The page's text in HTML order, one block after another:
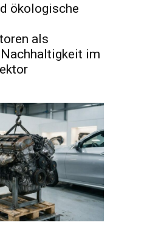
ökologische
als
im